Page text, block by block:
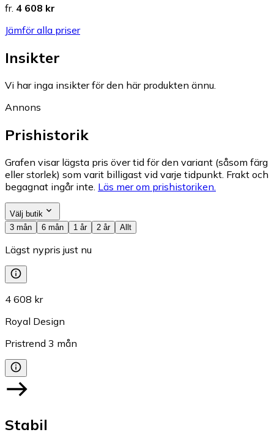
fr. 4 608 kr
Jämför alla priser
Insikter
Vi har inga insikter för den här produkten ännu.
Annons
Prishistorik
Grafen visar lägsta pris över tid för den variant (såsom färg
eller storlek) som varit billigast vid varje tidpunkt. Frakt och
begagnat ingår inte. Läs mer om prishistoriken.
Välj butik
3 mån
6 mån 1 år 2 år Allt
Lägst nypris just nu
4 608 kr
Royal Design
Pristrend 3 mån
Stabil